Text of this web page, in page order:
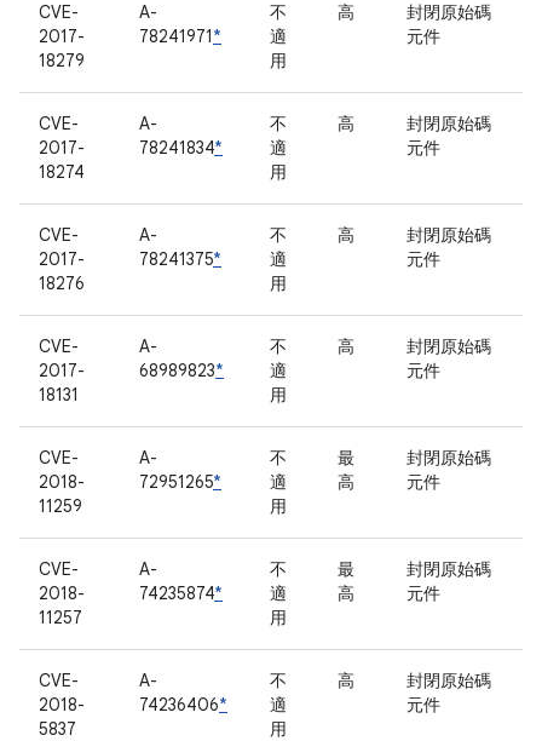
CVE-
2017-
18279
A-
78241971*
不
適
用
高
封閉原始碼
元件
CVE-
2017-
18274
A-
78241834*
不
適
用
高
封閉原始碼
元件
CVE-
2017-
18276
A-
78241375*
不
適
用
高
封閉原始碼
元件
CVE-
2017-
18131
A-
68989823*
不
適
用
高
封閉原始碼
元件
CVE-
2018-
11259
A-
72951265*
不
適
用
最
高
封閉原始碼
元件
CVE-
2018-
11257
A-
74235874*
不
適
用
最
高
封閉原始碼
元件
CVE-
2018-
5837
A-
74236406*
不
適
用
高
封閉原始碼
元件